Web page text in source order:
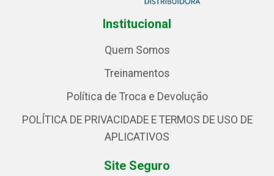
Institucional
Quem Somos
Treinamentos
Política de Troca e Devolução
POLÍTICA DE PRIVACIDADE E TERMOS DE USO DE
APLICATIVOS
Site Seguro